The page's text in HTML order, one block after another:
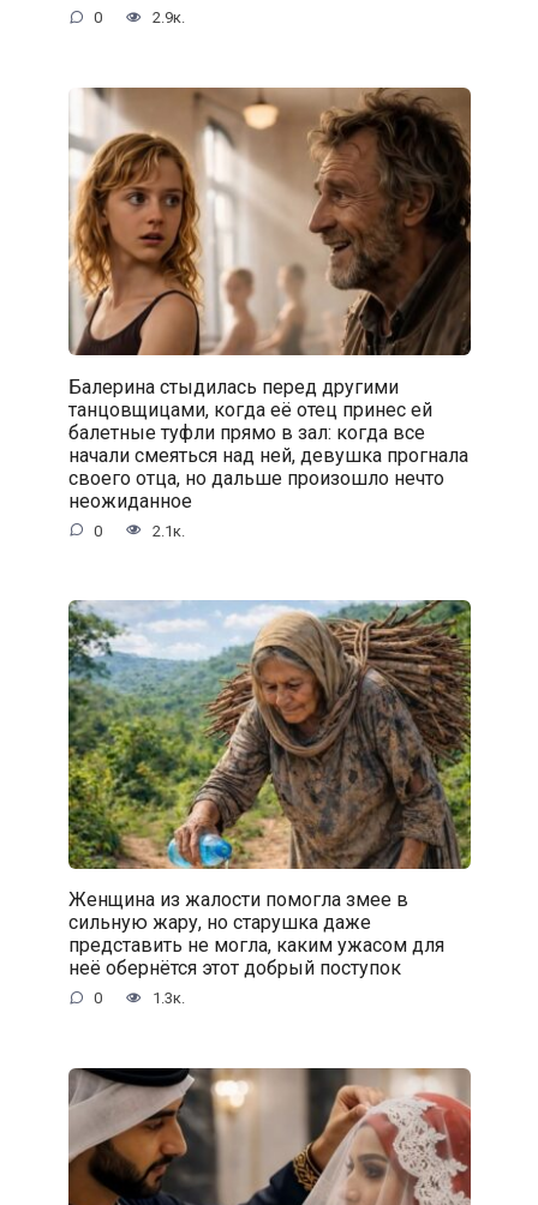
0 2.9к.
Балерина стыдилась перед другими
танцовщицами, когда её отец принес ей
балетные туфли прямо в зал: когда все
начали смеяться над ней, девушка прогнала
своего отца, но дальше произошло нечто
неожиданное
0 2.1к.
Женщина из жалости помогла змее в
сильную жару, но старушка даже
представить не могла, каким ужасом для
неё обернётся этот добрый поступок
0 1.3к.